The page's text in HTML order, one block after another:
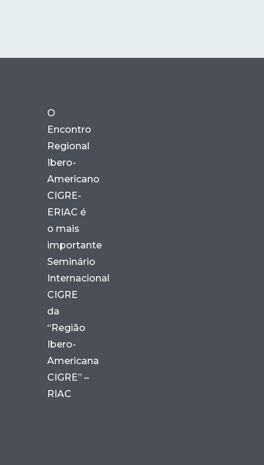
O
Encontro
Regional
Ibero-
Americano
CIGRE-
ERIAC é
o mais
importante
Seminário
Internacional
CIGRE
da
“Região
Ibero-
Americana
CIGRE” –
RIAC